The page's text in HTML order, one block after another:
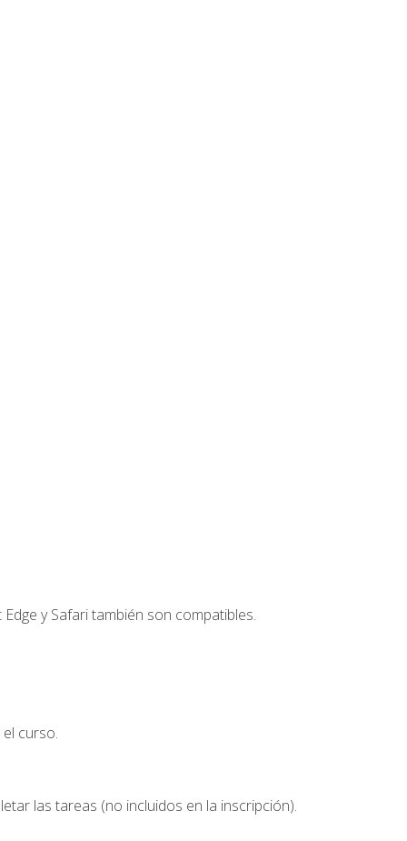
y Safari también son compatibles.
curso.
las tareas (no incluidos en la inscripción).